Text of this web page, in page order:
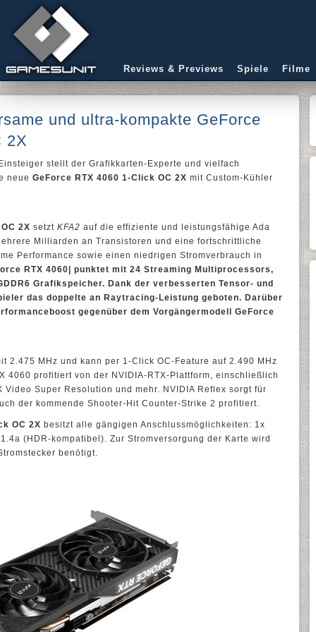
Reviews & Previews Spiele Filme
und ultra-kompakte GeForce
2X
stellt der Grafikkarten-Experte und vielfach
neue GeForce RTX 4060 1-Click OC 2X mit Custom-Kühler
2X setzt KFA2 auf die effiziente und leistungsfähige Ada
Milliarden an Transistoren und eine fortschrittliche
Performance sowie einen niedrigen Stromverbrauch in
RTX 4060| punktet mit 24 Streaming Multiprocessors,
Grafikspeicher. Dank der verbesserten Tensor- und
das doppelte an Raytracing-Leistung geboten. Darüber
gegenüber dem Vorgängermodell GeForce
2.475 MHz und kann per 1-Click OC-Feature auf 2.490 MHz
4060 profitiert von der NVIDIA-RTX-Plattform, einschließlich
Video Super Resolution und mehr. NVIDIA Reflex sorgt für
der kommende Shooter-Hit Counter-Strike 2 profitiert.
OC 2X besitzt alle gängigen Anschlussmöglichkeiten: 1x
(HDR-kompatibel). Zur Stromversorgung der Karte wird
benötigt.